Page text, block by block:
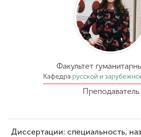
Абитуриенту
Обучение
Наука
деятельность
Факультет
Кафедра русской и
Преподаватель
Диссертации: специальность,